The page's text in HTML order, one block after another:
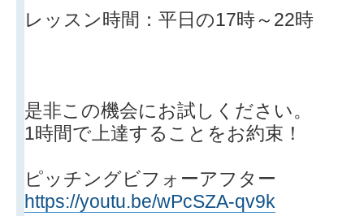
レッスン時間：平日の17時～22時
是非この機会にお試しください。
1時間で上達することをお約束！
ピッチングビフォーアフター
https://youtu.be/wPcSZA-qv9k